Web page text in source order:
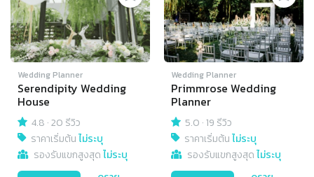
Wedding Planner
Serendipity Wedding
House
4.8 ·20 รีวิว
ราคาเริ่มต้นไม่ระบุ
รองรับแขกสูงสุดไม่ระบุ
Wedding Planner
Primmrose Wedding
Planner
5.0 ·19 รีวิว
ราคาเริ่มต้นไม่ระบุ
รองรับแขกสูงสุดไม่ระบุ